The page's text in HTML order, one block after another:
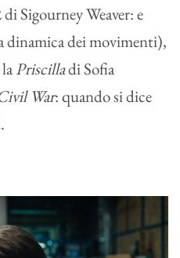
Sigourney Weaver: e
dinamica dei movimenti),
Priscilladi Sofia
War: quando si dice